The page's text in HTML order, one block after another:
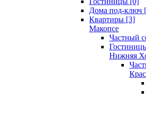
Дома под-ключ
Квартиры [3]
Макопсе
Частный
Нижняя